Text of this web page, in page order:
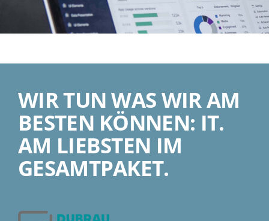
WIR TUN WAS WIR AM
BESTEN KÖNNEN: IT.
AM LIEBSTEN IM
GESAMTPAKET.